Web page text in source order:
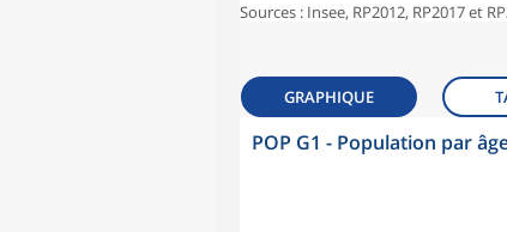
Sources : Insee, RP2012, RP2017 et
GRAPHIQUE
POP G1 - Population par